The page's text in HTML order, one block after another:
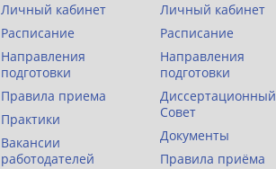
Личный кабинет
Расписание
Направления
подготовки
Правила приема
Практики
Вакансии
работодателей
Личный кабинет
Расписание
Направления
подготовки
Диссертационный
Совет
Документы
Правила приёма